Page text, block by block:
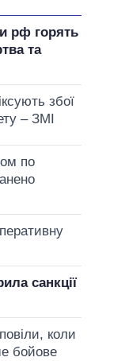
рф горять
та
збої
– ЗМІ
по
санкції
коли
бойове